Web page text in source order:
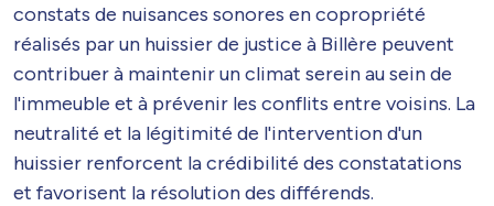
constats de nuisances sonores en copropriété
réalisés par un huissier de justice à Billère peuvent
contribuer à maintenir un climat serein au sein de
l'immeuble et à prévenir les conflits entre voisins. La
neutralité et la légitimité de l'intervention d'un
huissier renforcent la crédibilité des constatations
et favorisent la résolution des différends.